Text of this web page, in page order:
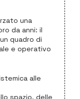
una
da anni: il
quadro di
e operativo
alle
spazio, delle